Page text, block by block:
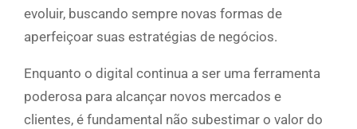
evoluir, buscando sempre novas formas de
aperfeiçoar suas estratégias de negócios.
Enquanto o digital continua a ser uma ferramenta
poderosa para alcançar novos mercados e
clientes, é fundamental não subestimar o valor do